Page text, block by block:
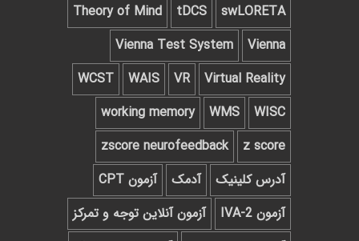
swLORETA
tDCS
Theory of Mind
Vienna
Vienna Test System
Virtual Reality
VR
WAIS
WCST
WISC
WMS
working memory
z score
zscore neurofeedback
آدرس کلینیک
آدمک
آزمون CPT
آزمون IVA-2
آزمون آنلاین توجه و تمرکز